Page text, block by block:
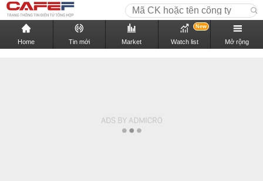
Home Tin mới Market Watch list
New
Mở rộng